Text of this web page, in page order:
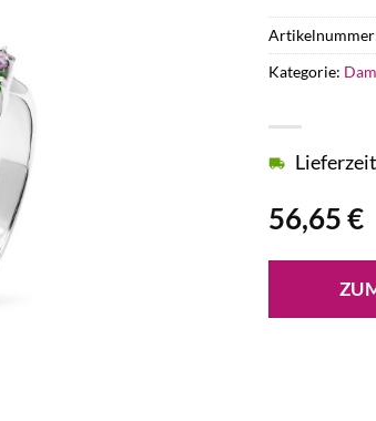
56,65€
Kategorie: